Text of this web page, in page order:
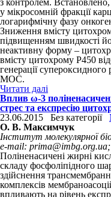
з контролем.
у мікросомній фракції
логарифмічну фазу
Зниження вмісту
підвищенням швидкості
неактивну форму –
вмісту цитохрому Р450
генерації
МОС.
Читати далі
Вплив ω-3
стрес та експресію
23.06.2015
Без категорії
О. В. Максимчук
Інститут молекулярної
e-mail:
Поліненасичені жирні
складу фосфоліпідного
здійснення
комплексів
впливають на рівень